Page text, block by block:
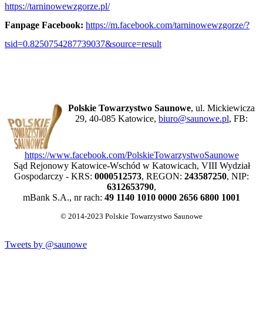
https://tarninowewzgorze.pl/
Fanpage Facebook: https://m.facebook.com/tarninowewzgorze/?
tsid=0.8250754287739037&source=result
Polskie Towarzystwo Saunowe, ul. Mickiewicza
29, 40-085 Katowice,biuro@saunowe.pl, FB:
https://www.facebook.com/PolskieTowarzystwoSaunowe
Sąd Rejonowy Katowice-Wschód w Katowicach, VIII Wydział
Gospodarczy - KRS: 0000512573, REGON: 243587250, NIP:
6312653790,
mBank S.A., nr rach: 49 1140 1010 0000 2656 6800 1001
© 2014-2023 Polskie Towarzystwo Saunowe
Tweets by @saunowe